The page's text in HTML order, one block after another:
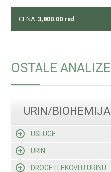
CENA: 3,800.00 rsd
OSTALE ANALIZE
URIN/BIOHEMIJA
USLUGE
URIN
DROGE I LEKOVI U URINU